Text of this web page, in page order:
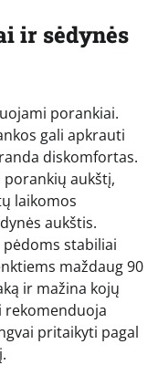
ir sėdynės
porankiai.
gali apkrauti
diskomfortas.
porankių aukštį,
laikomos
aukštis.
stabiliai
maždaug 90
ir mažina kojų
rekomenduoja
pritaikyti pagal